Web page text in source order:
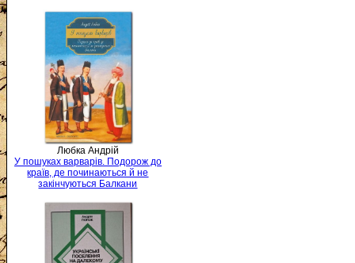
Любка Андрій
У пошуках варварів. Подорож до
країв, де починаються й не
закінчуються Балкани